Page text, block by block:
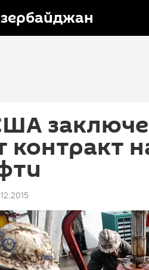
контракт